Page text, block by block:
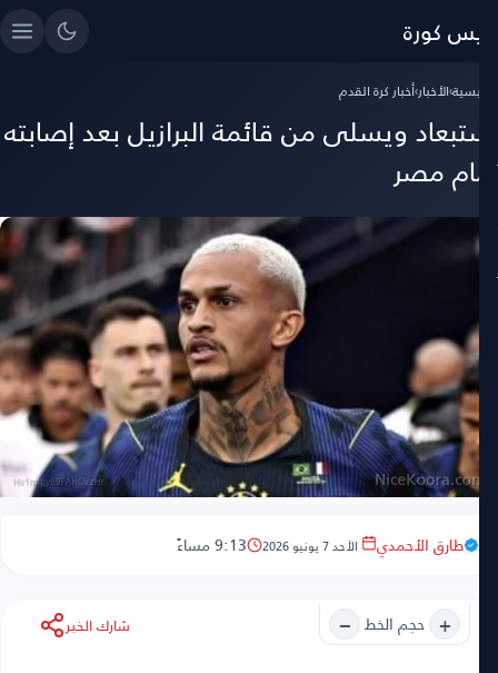
كورة
›الأخبار›أخبار كرة القدم
ويسلى من قائمة البرازيل بعد إصابته
مصر
طارق الأحمدي الأحد 7 يونيو 2026 9:13 مساءً
+ حجم الخط − شارك الخبر